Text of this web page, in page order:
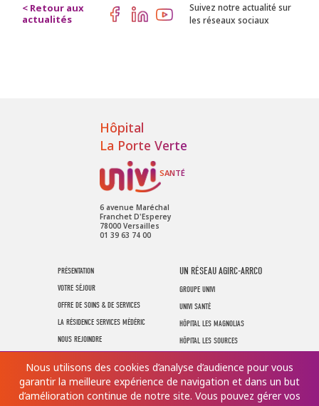
< Retour aux
actualités
Suivez notre actualité sur
les réseaux sociaux
Hôpital
La Porte Verte
6 avenue Maréchal
Franchet D'Esperey
78000 Versailles
01 39 63 74 00
PRÉSENTATION
VOTRE SÉJOUR
OFFRE DE SOINS & DE SERVICES
LA RÉSIDENCE SERVICES MÉDÉRIC
NOUS REJOINDRE
UN RÉSEAU AGIRC-ARRCO
GROUPE UNIVI
UNIVI SANTÉ
HÔPITAL LES MAGNOLIAS
HÔPITAL LES SOURCES
Nous utilisons des cookies d’analyse d’audience pour vous
garantir la meilleure expérience de navigation et dans un but
d’amélioration continue de notre site. Vous pouvez gérer vos